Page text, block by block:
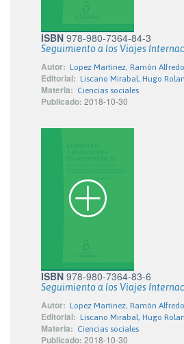
ISBN 978-980-7364-84-3
Seguimiento a los Viajes
Autor: Lopez Martinez, Ramón Alfredo
Editorial: Liscano Mirabal, Hugo
Materia: Ciencias sociales
Publicado: 2018-10-30
ISBN 978-980-7364-83-6
Seguimiento a los Viajes
Autor: Lopez Martinez, Ramón Alfredo
Editorial: Liscano Mirabal, Hugo
Materia: Ciencias sociales
Publicado: 2018-10-30